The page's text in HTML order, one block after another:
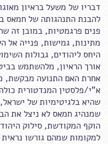
להבנת התנהגותה של חמאס
פנים פרגמטיות, במובן זה
מתינות, גמישות, פנייה אל
היחס ליהודים, גבולות
אורך הראיון, מלהשתמש
אחרת האם התנועה מבקשת,
א"י/פלסטין המנדטורית
שהיא בלגיטימיות של
שמנהיג חמאס לא ניצל את
הוקף המקודשת, סילוק
למקומות שמהם גורשו